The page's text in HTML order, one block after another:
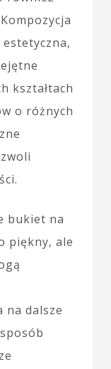
kształtach
o różnych
bukiet na
piękny, ale
na dalsze